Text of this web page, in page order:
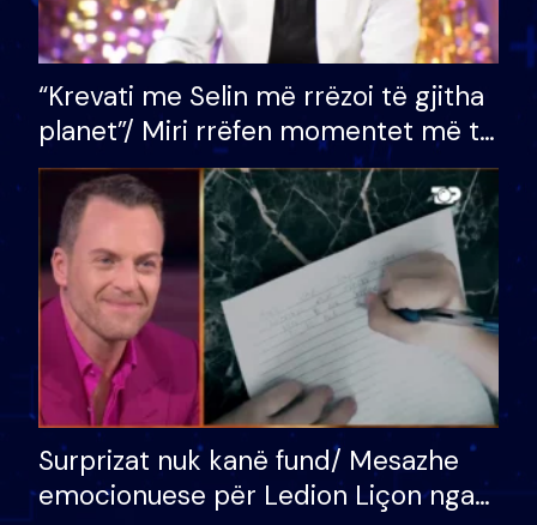
“Krevati me Selin më rrëzoi të gjitha
planet”/ Miri rrëfen momentet më të
bukura në shtëpinë e BB VIP: Do më
mungojë zilja e mëngjesit kur…
Surprizat nuk kanë fund/ Mesazhe
emocionuese për Ledion Liçon nga